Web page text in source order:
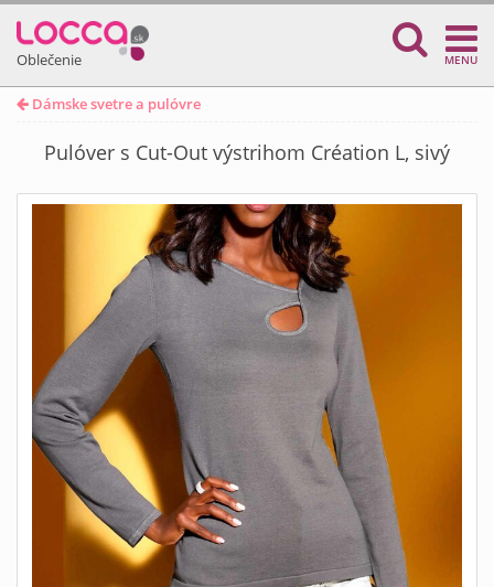
Oblečenie MENU
Dámske svetre a pulóvre
Pulóver s Cut-Out výstrihom Création L, sivý